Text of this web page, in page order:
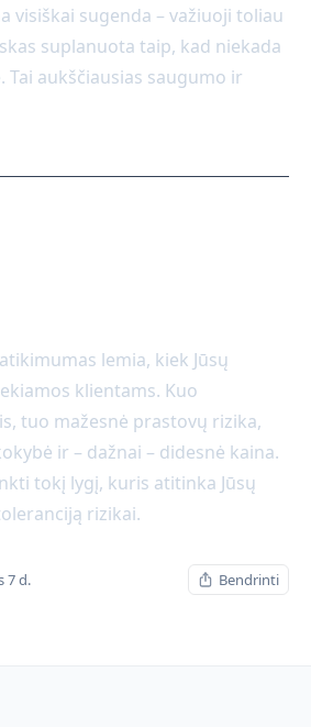
visiškai sugenda – važiuoji toliau
suplanuota taip, kad niekada
aukščiausias saugumo ir
lemia, kiek Jūsų
klientams. Kuo
tuo mažesnė prastovų rizika,
ir – dažnai – didesnė kaina.
tokį lygį, kuris atitinka Jūsų
rizikai.
7 d. Bendrinti